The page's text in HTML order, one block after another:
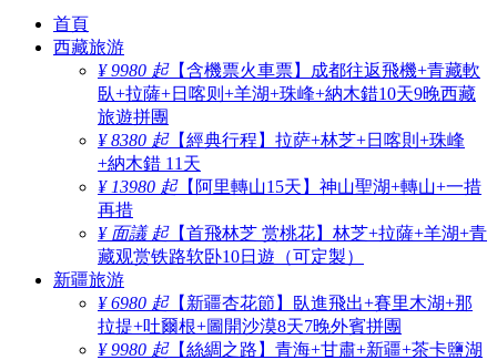
首頁
西藏旅游
¥ 9980 起【含機票火車票】成都往返飛機+青藏軟
臥+拉薩+日喀则+羊湖+珠峰+納木錯10天9晚西藏
旅遊拼團
¥ 8380 起【經典行程】拉萨+林芝+日喀則+珠峰
+納木錯 11天
¥ 13980 起【阿里轉山15天】神山聖湖+轉山+一措
再措
¥ 面議 起【首飛林芝 赏桃花】林芝+拉薩+羊湖+青
藏观赏铁路软卧10日遊（可定製）
新疆旅游
¥ 6980 起【新疆杏花節】臥進飛出+賽里木湖+那
拉提+吐爾根+圖開沙漠8天7晚外賓拼團
¥ 9980 起【絲綢之路】青海+甘肅+新疆+茶卡鹽湖